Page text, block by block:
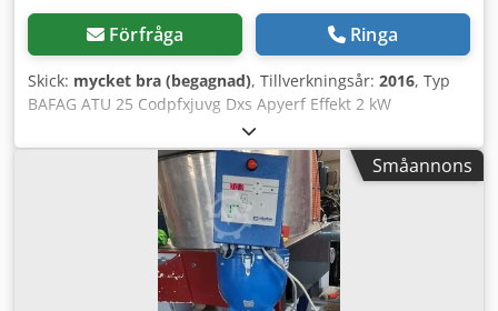
Förfråga Ringa
Skick: mycket bra (begagnad), Tillverkningsår: 2016, Typ
BAFAG ATU 25 Codpfxjuvg Dxs Apyerf Effekt 2 kW
Materialtransportör Labotek Effekt 1,1 kW PRISREDUKTION
FRÅN 950 TILL 850 EUR!!!
Småannons